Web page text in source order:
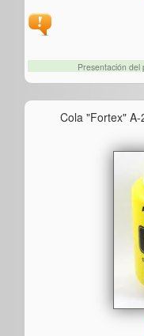
Presentación
Cola "fortex" A-